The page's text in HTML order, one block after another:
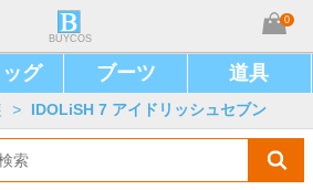
BUYCOS
0
グ ブーツ 道具
> IDOLiSH 7 アイドリッシュセブン